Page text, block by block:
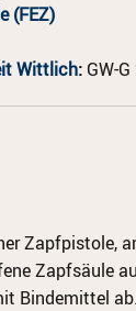
(FEZ)
Wittlich: GW-G
Zapfpistole,
Zapfsäule
Bindemittel ab.